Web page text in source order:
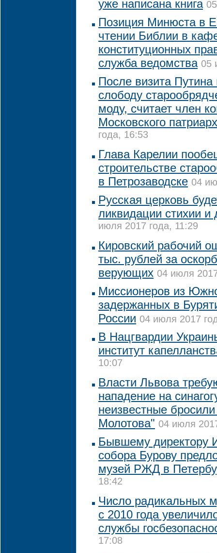
уже написана книга
Позиция Минюста в
чтении Библии в
конституционных
служба ведомства 05
После визита
слободу
моду, считает член
Московского
года, 16:53
Глава Карелии
строительстве
в Петрозаводске 04
Русская церковь
ликвидации стихии и
июля 2017 года, 11:29
Кировский рабочий
тыс. рублей за
верующих 04 июля
Миссионеров из
задержанных в
России 04 июля 2017
В Нацгвардии
институт
10:07
Власти Львова
нападение на
неизвестные
Молотова" 04 июля
Бывшему директору
собора Бурову
музей РЖД в
18:42
Число радикальных
с 2010 года
службы
17:08